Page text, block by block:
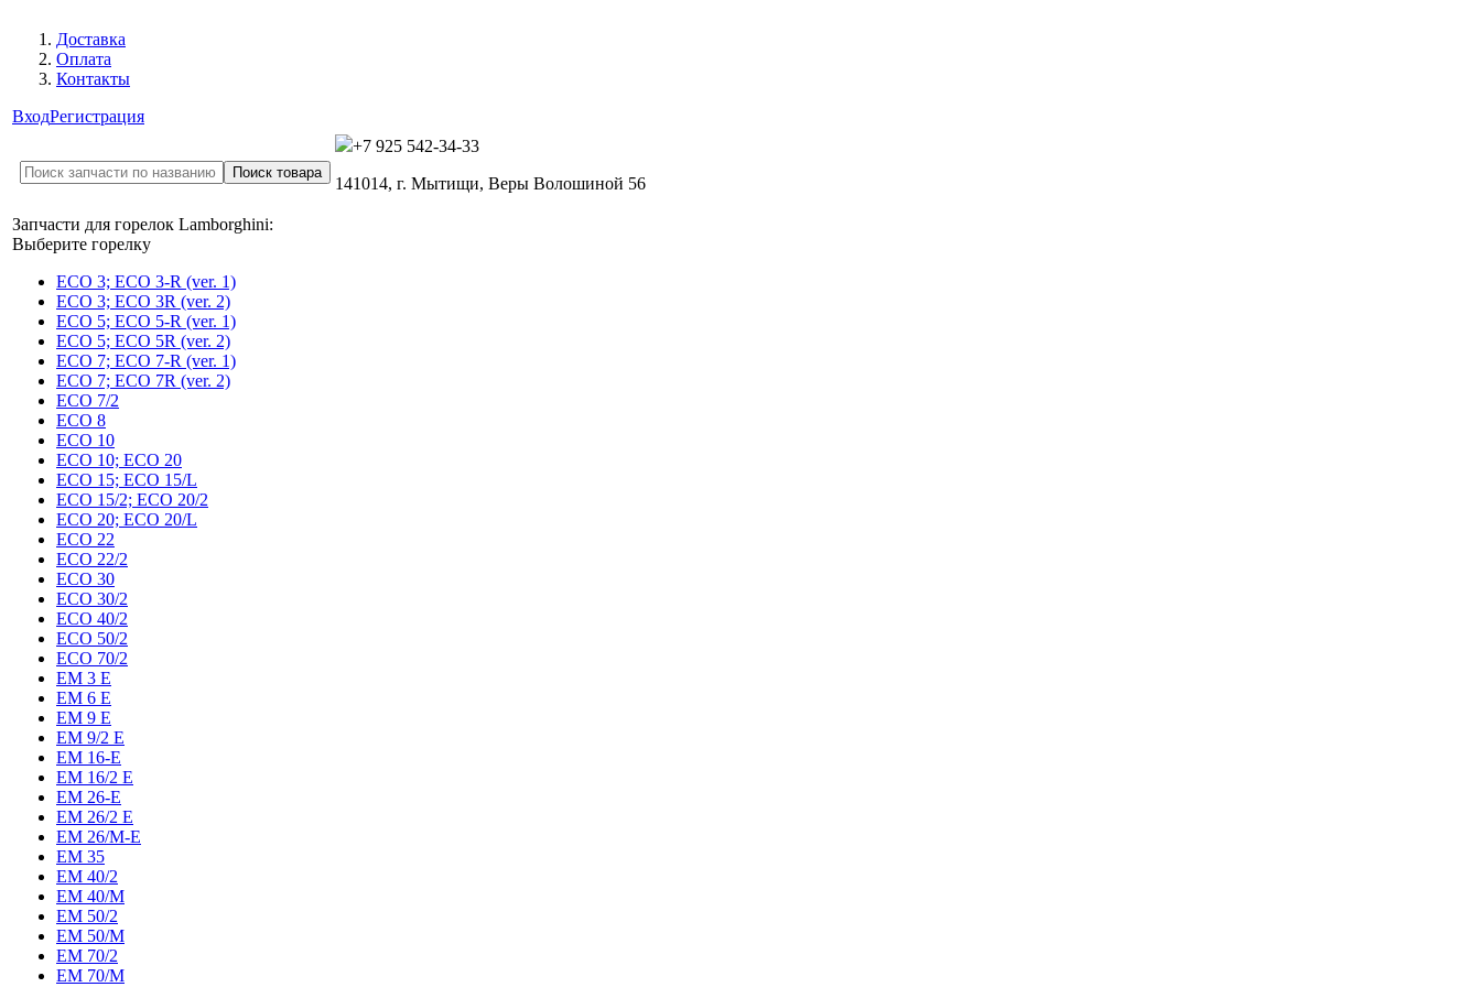
Доставка
Оплата
Контакты
ВходРегистрация
+7 925 542-34-33
141014, г. Мытищи, Веры Волошиной 56
Запчасти для горелок Lamborghini:
Выберите горелку
ECO 3; ECO 3-R (ver. 1)
ECO 3; ECO 3R (ver. 2)
ECO 5; ECO 5-R (ver. 1)
ECO 5; ECO 5R (ver. 2)
ECO 7; ECO 7-R (ver. 1)
ECO 7; ECO 7R (ver. 2)
ECO 7/2
ECO 8
ECO 10
ECO 10; ECO 20
ECO 15; ECO 15/L
ECO 15/2; ECO 20/2
ECO 20; ECO 20/L
ECO 22
ECO 22/2
ECO 30
ECO 30/2
ECO 40/2
ECO 50/2
ECO 70/2
EM 3 E
EM 6 E
EM 9 E
EM 9/2 E
EM 16-E
EM 16/2 E
EM 26-E
EM 26/2 E
EM 26/M-E
EM 35
EM 40/2
EM 40/M
EM 50/2
EM 50/M
EM 70/2
EM 70/M